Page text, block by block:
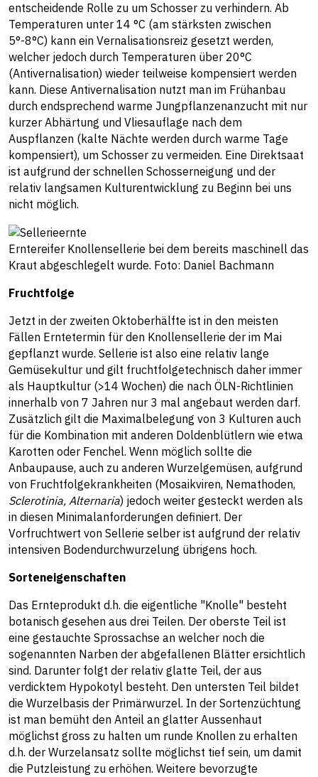
entscheidende Rolle zu um Schosser zu verhindern. Ab
Temperaturen unter 14 °C (am stärksten zwischen
5°-8°C) kann ein Vernalisationsreiz gesetzt werden,
welcher jedoch durch Temperaturen über 20°C
(Antivernalisation) wieder teilweise kompensiert werden
kann. Diese Antivernalisation nutzt man im Frühanbau
durch endsprechend warme Jungpflanzenanzucht mit nur
kurzer Abhärtung und Vliesauflage nach dem
Auspflanzen (kalte Nächte werden durch warme Tage
kompensiert), um Schosser zu vermeiden. Eine Direktsaat
ist aufgrund der schnellen Schosserneigung und der
relativ langsamen Kulturentwicklung zu Beginn bei uns
nicht möglich.
Erntereifer Knollensellerie bei dem bereits maschinell das
Kraut abgeschlegelt wurde. Foto: Daniel Bachmann
Fruchtfolge
Jetzt in der zweiten Oktoberhälfte ist in den meisten
Fällen Erntetermin für den Knollensellerie der im Mai
gepflanzt wurde. Sellerie ist also eine relativ lange
Gemüsekultur und gilt fruchtfolgetechnisch daher immer
als Hauptkultur (>14 Wochen) die nach ÖLN-Richtlinien
innerhalb von 7 Jahren nur 3 mal angebaut werden darf.
Zusätzlich gilt die Maximalbelegung von 3 Kulturen auch
für die Kombination mit anderen Doldenblütlern wie etwa
Karotten oder Fenchel. Wenn möglich sollte die
Anbaupause, auch zu anderen Wurzelgemüsen, aufgrund
von Fruchtfolgekrankheiten (Mosaikviren, Nemathoden,
Sclerotinia, Alternaria) jedoch weiter gesteckt werden als
in diesen Minimalanforderungen definiert. Der
Vorfruchtwert von Sellerie selber ist aufgrund der relativ
intensiven Bodendurchwurzelung übrigens hoch.
Sorteneigenschaften
Das Ernteprodukt d.h. die eigentliche "Knolle" besteht
botanisch gesehen aus drei Teilen. Der oberste Teil ist
eine gestauchte Sprossachse an welcher noch die
sogenannten Narben der abgefallenen Blätter ersichtlich
sind. Darunter folgt der relativ glatte Teil, der aus
verdicktem Hypokotyl besteht. Den untersten Teil bildet
die Wurzelbasis der Primärwurzel. In der Sortenzüchtung
ist man bemüht den Anteil an glatter Aussenhaut
möglichst gross zu halten um runde Knollen zu erhalten
d.h. der Wurzelansatz sollte möglichst tief sein, um damit
die Putzleistung zu erhöhen. Weitere bevorzugte